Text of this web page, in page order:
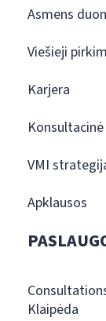
Asmens
Viešieji
Karjera
VMI
Apklausos
Klaipėda